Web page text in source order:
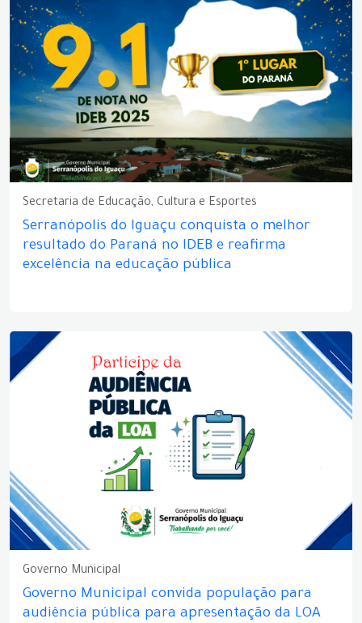
Secretaria de Educação, Cultura e Esportes
Serranópolis do Iguaçu conquista o melhor
resultado do Paraná no IDEB e reafirma
excelência na educação pública
Governo Municipal
Governo Municipal convida população para
audiência pública para apresentação da LOA